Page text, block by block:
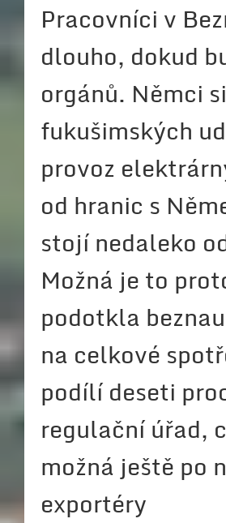
Pracovníci v
dlouho, dokud
orgánů. Němci
fukušimských
provoz
od hranic s
stojí nedaleko
Možná je to
podotkla
na celkové
podílí deseti
regulační úřad,
možná ještě po
exportéry